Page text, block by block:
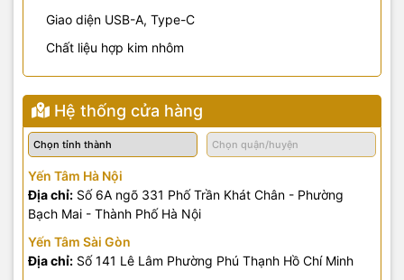
Giao diện USB-A, Type-C
Chất liệu hợp kim nhôm
Hệ thống cửa hàng
Yến Tâm Hà Nội
Địa chỉ: Số 6A ngõ 331 Phố Trần Khát Chân - Phường
Bạch Mai - Thành Phố Hà Nội
Yến Tâm Sài Gòn
Địa chỉ: Số 141 Lê Lâm Phường Phú Thạnh Hồ Chí Minh